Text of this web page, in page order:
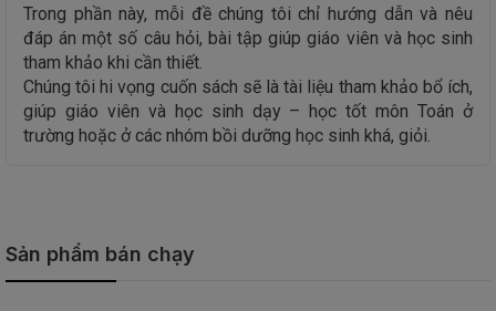
Trong phần này, mỗi đề chúng tôi chỉ hướng dẫn và nêu
đáp án một số câu hỏi, bài tập giúp giáo viên và học sinh
tham khảo khi cần thiết.
Chúng tôi hi vọng cuốn sách sẽ là tài liệu tham khảo bổ ích,
giúp giáo viên và học sinh dạy – học tốt môn Toán ở
trường hoặc ở các nhóm bồi dưỡng học sinh khá, giỏi.
Sản phẩm bán chạy